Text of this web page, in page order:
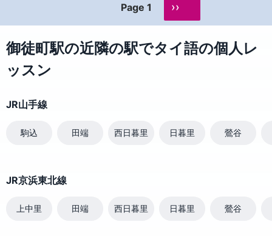
Page 1 ››
御徒町駅の近隣の駅でタイ語の個人レ
ッスン
JR山手線
駒込 田端 西日暮里 日暮里 鶯谷
JR京浜東北線
上中里 田端 西日暮里 日暮里 鶯谷